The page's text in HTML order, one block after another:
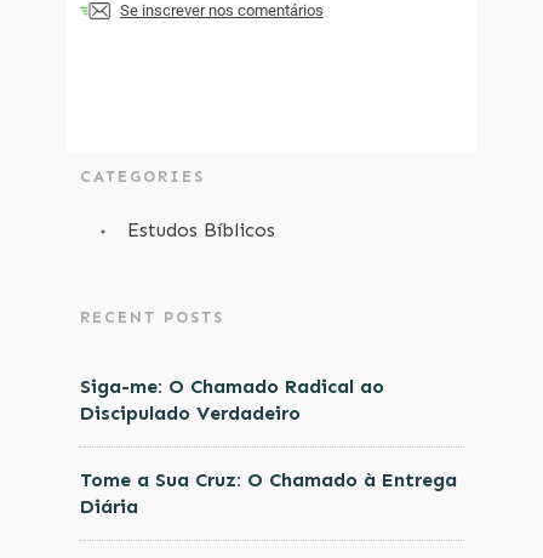
Se inscrever nos comentários
CATEGORIES
Estudos Bíblicos
RECENT POSTS
Siga-me: O Chamado Radical ao
Discipulado Verdadeiro
Tome a Sua Cruz: O Chamado à Entrega
Diária